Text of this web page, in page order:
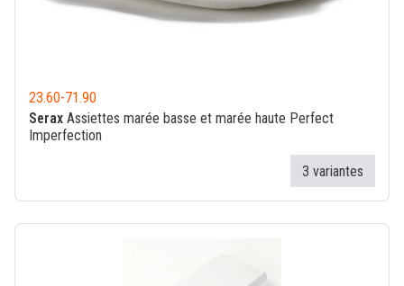
23.60-71.90
Serax Assiettes marée basse et marée haute Perfect
Imperfection
3 variantes